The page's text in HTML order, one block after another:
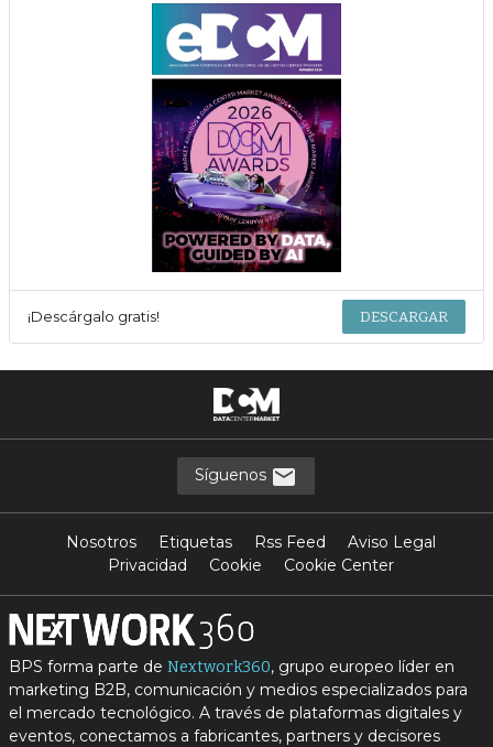
¡Descárgalo gratis! DESCARGAR
Síguenos
Nosotros Etiquetas Rss Feed
Aviso Legal
Privacidad
Cookie Cookie Center
BPS forma parte de Nextwork360, grupo europeo líder en
marketing B2B, comunicación y medios especializados para
el mercado tecnológico. A través de plataformas digitales y
eventos, conectamos a fabricantes, partners y decisores